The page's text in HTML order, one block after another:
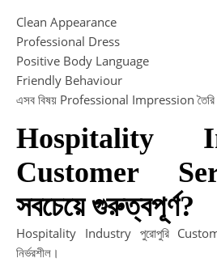
Clean Appearance
Professional Dress
Positive Body Language
Friendly Behaviour
এসব বিষয় Professional Impression তৈরি
Hospitality
Customer
সবচেয়ে গুরুত্বপূর্ণ?
Hospitality Industry পুরোপুরি
নির্ভরশীল।